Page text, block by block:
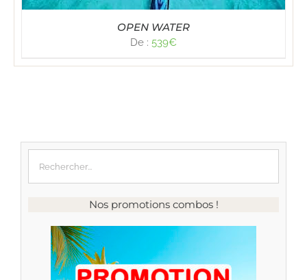
OPEN WATER
De : 539€
Nos promotions combos !